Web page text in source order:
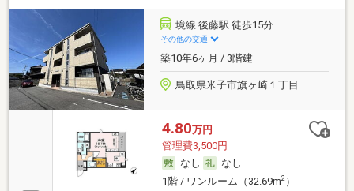
境線 後藤駅 徒歩15分
その他の交通
築10年6ヶ月 / 3階建
鳥取県米子市旗ヶ崎１丁目
4.80万円
管理費3,500円
なし
なし
1階 / ワンルーム（32.69m2）